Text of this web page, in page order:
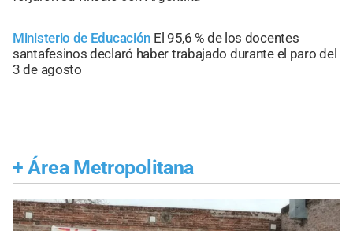
Ministerio de Educación El 95,6 % de los docentes
santafesinos declaró haber trabajado durante el paro del
3 de agosto
+ Área Metropolitana